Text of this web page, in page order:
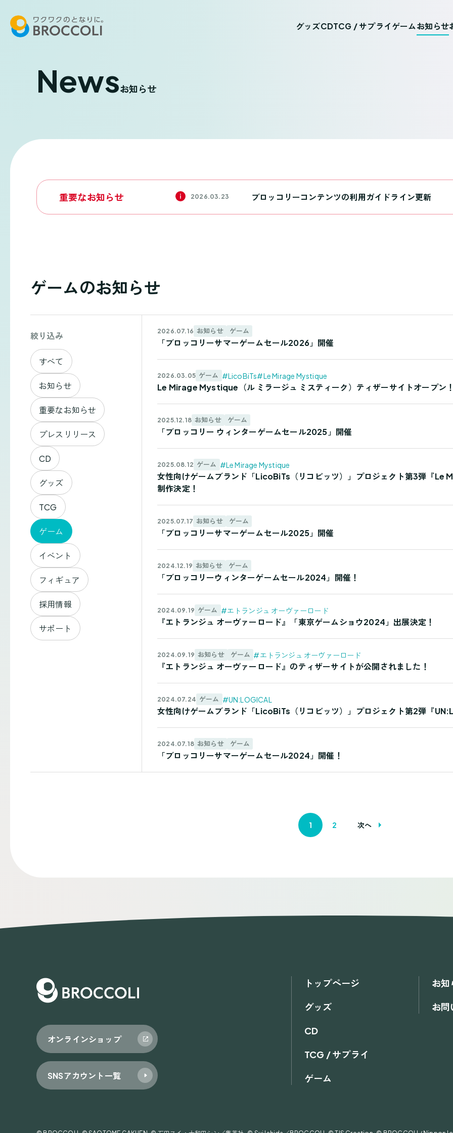
グッズCDTCG / サプライゲームお知らせ
Newsお知らせ
重要なお知らせ 2026.03.23 ブロッコリーコンテンツの利用ガイドライン更新
ゲームのお知らせ
絞り込み
すべて
お知らせ
重要なお知らせ
プレスリリース
CD
グッズ
TCG
ゲーム
イベント
フィギュア
採用情報
サポート
2026.07.16 お知らせ ゲーム
「ブロッコリーサマーゲームセール2026」開催
2026.03.05 ゲーム #LicoBiTs#Le Mirage Mystique
Le Mirage Mystique（ル ミラージュ ミスティーク）ティザーサイトオープン
2025.12.18 お知らせ ゲーム
「ブロッコリー ウィンターゲームセール2025」開催
2025.08.12 ゲーム #Le Mirage Mystique
女性向けゲームブランド「LicoBiTs（リコビッツ）」プロジェクト第3弾『
制作決定！
2025.07.17 お知らせ ゲーム
「ブロッコリーサマーゲームセール2025」開催
2024.12.19 お知らせ ゲーム
「ブロッコリーウィンターゲームセール2024」開催！
2024.09.19 ゲーム #エトランジュ オーヴァーロード
『エトランジュ オーヴァーロード』「東京ゲームショウ2024」出展決定！
2024.09.19 お知らせ ゲーム #エトランジュ オーヴァーロード
『エトランジュ オーヴァーロード』のティザーサイトが公開されました！
2024.07.24 ゲーム #UN:LOGICAL
女性向けゲームブランド「LicoBiTs（リコビッツ）」プロジェクト第2弾『
2024.07.18 お知らせ ゲーム
「ブロッコリーサマーゲームセール2024」開催！
ゲ
ョ
1 2 次へ
オンラインショップ
SNSアカウント一覧
トップページ
グッズ
CD
TCG / サプライ
ゲーム
お知
お問